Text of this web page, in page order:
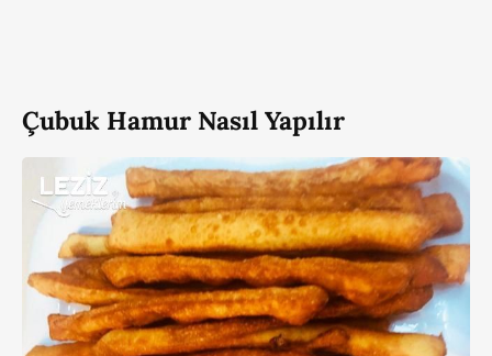
Çubuk Hamur Nasıl Yapılır